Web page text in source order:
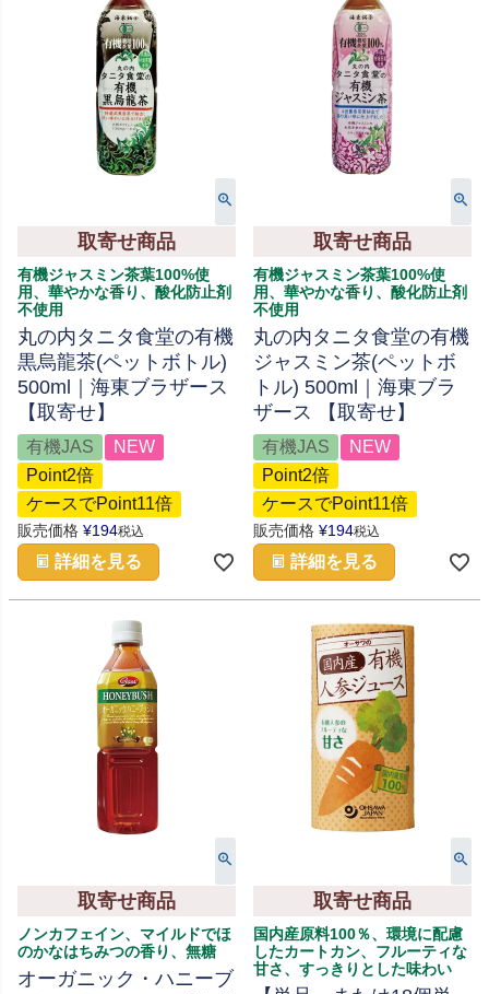
取寄せ商品
有機ジャスミン茶葉100%使
用、華やかな香り、酸化防止剤
不使用
丸の内タニタ食堂の有機
黒烏龍茶(ペットボトル)
500ml｜海東ブラザース
【取寄せ】
有機JAS
NEW
Point2倍
ケースでPoint11倍
販売価格 ¥194税込
詳細を見る
取寄せ商品
有機ジャスミン茶葉100%使
用、華やかな香り、酸化防止剤
不使用
丸の内タニタ食堂の有機
ジャスミン茶(ペットボ
トル) 500ml｜海東ブラ
ザース 【取寄せ】
有機JAS
NEW
Point2倍
ケースでPoint11倍
販売価格 ¥194税込
詳細を見る
取寄せ商品
ノンカフェイン、マイルドでほ
のかなはちみつの香り、無糖
オーガニック・ハニーブ
取寄せ商品
国内産原料100％、環境に配慮
したカートカン、フルーティな
甘さ、すっきりとした味わい